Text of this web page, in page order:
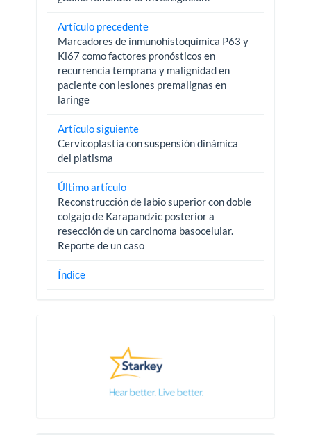
Artículo precedente
Marcadores de inmunohistoquímica P63 y
Ki67 como factores pronósticos en
recurrencia temprana y malignidad en
paciente con lesiones premalignas en
laringe
Artículo siguiente
Cervicoplastia con suspensión dinámica
del platisma
Último artículo
Reconstrucción de labio superior con doble
colgajo de Karapandzic posterior a
resección de un carcinoma basocelular.
Reporte de un caso
Índice